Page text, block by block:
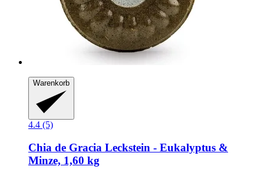
Warenkorb
4.4 (5)
Chia de Gracia Leckstein -​ Eukalyptus &
Minze, 1,60 kg